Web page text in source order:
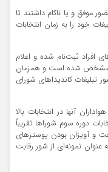
موفق و یا ناکام داشتند تا
خود را به زمان انتخابات
افراد ثبت‌نام شده و اعلام
مشخص شده است و همزمان
تبلیغات کاندیداهای شورای
آنها در انتخابات بالا
دوره سوم شوراها تقریباً
و آویزان بودن پوسترهای
عنوان نمونه‌ای از شور رقابت